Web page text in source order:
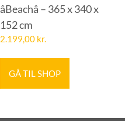
âBeachâ – 365 x 340 x
152 cm
2.199,00 kr.
GÅ TIL SHOP